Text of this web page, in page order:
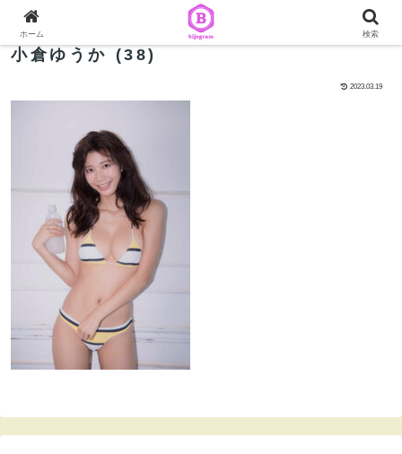
小倉ゆうか (38)
2023.03.19
ホーム 検索